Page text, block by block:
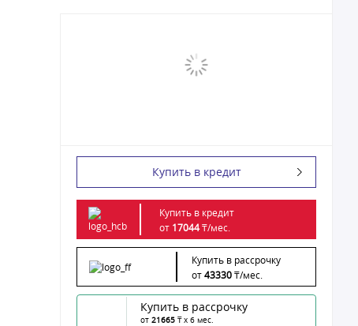
Купить в кредит
Купить в кредит
от 17044₸/мес.
Купить в рассрочку
от43330₸/мес.
Купить в рассрочку
от 21665 ₸ x 6 мес.